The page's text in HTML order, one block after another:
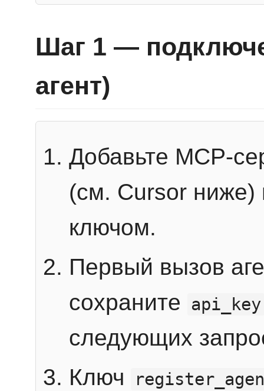
Шаг 1 —
агент)
Добавьте MCP-
(см. Cursor ниже)
ключом.
Первый вызов
сохраните
api_key
следующих
Ключ